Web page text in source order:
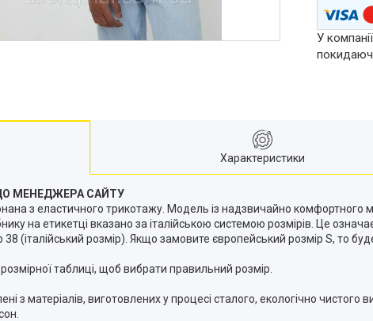
У
Характеристики
МЕНЕДЖЕРА САЙТУ
з еластичного трикотажу. Модель із надзвичайно комфортного
на етикетці вказано за італійською системою розмірів. Це
(італійський розмір). Якщо замовите європейський розмір S, то
таблиці, щоб вибрати правильний розмір.
з матеріалів, виготовлених у процесі сталого, екологічно чистого